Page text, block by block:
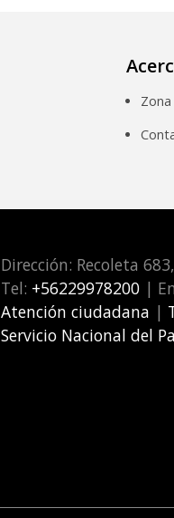
Dirección: Recoleta
Tel: +56229978200 |
Atención ciudadana |
Servicio Nacional del